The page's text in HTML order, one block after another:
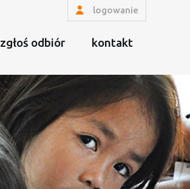
logowanie
zgłoś odbiór kontakt